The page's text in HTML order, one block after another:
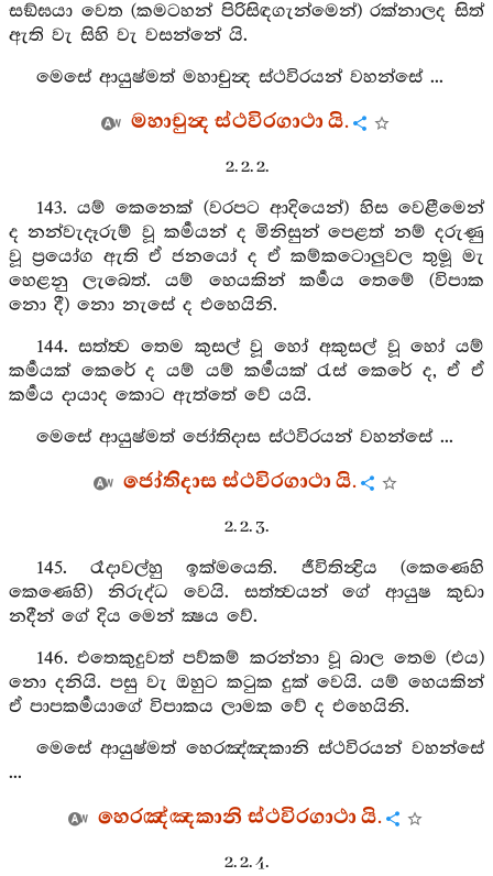
සඞ්ඝයා වෙත (කමටහන් පිරිසිඳගැන්මෙන්) රක්නාලද සිත්
ඇති වැ සිහි වැ වසන්නේ යි.
මෙසේ ආයුෂ්මත් මහාචුන්‍ද ස්ථවිරයන් වහන්සේ ...
මහාචුන්‍ද ස්ථවිරගාථා යි.
2. 2. 2.
143. යම් කෙනෙක් (වරපට ආදියෙන්) හිස වෙළීමෙන්
ද නන්වැදෑරුම් වූ කර්‍මයන් ද මිනිසුන් පෙළත් නම් දරුණු
වූ ප්‍රයෝග ඇති ඒ ජනයෝ ද ඒ කම්කටොලුවල තුමූ මැ
හෙළනු ලැබෙත්. යම් හෙයකින් කර්‍මය තෙමේ (විපාක
නො දී) නො නැසේ ද එහෙයිනි.
144. සත්ත්‍ව තෙම කුසල් වූ හෝ අකුසල් වූ හෝ යම්
කර්‍මයක් කෙරේ ද යම් යම් කර්‍මයක් රැස් කෙරේ ද, ඒ ඒ
කර්‍මය දායාද කොට ඇත්තේ වේ යයි.
මෙසේ ආයුෂ්මත් ජෝතිදාස ස්ථවිරයන් වහන්සේ ...
ජෝතිදාස ස්ථවිරගාථා යි.
2. 2. 3.
145. රෑදාවල්හු ඉක්මයෙති. ජීවිතින්‍ද්‍රිය (කෙණෙහි
කෙණෙහි) නිරුද්ධ වෙයි. සත්ත්‍වයන් ගේ ආයුෂ කුඩා
නදීන් ගේ දිය මෙන් ක්‍ෂය වේ.
146. එතෙකුදුවත් පව්කම් කරන්නා වූ බාල තෙම (එය)
නො දනියි. පසු වැ ඔහුට කටුක දුක් වෙයි. යම් හෙයකින්
ඒ පාපකර්‍මයාගේ විපාකය ලාමක වේ ද එහෙයිනි.
මෙසේ ආයුෂ්මත් හෙරඤ්ඤකානි ස්ථවිරයන් වහන්සේ
...
හෙරඤ්ඤකානි ස්ථවිරගාථා යි.
2. 2. 4.